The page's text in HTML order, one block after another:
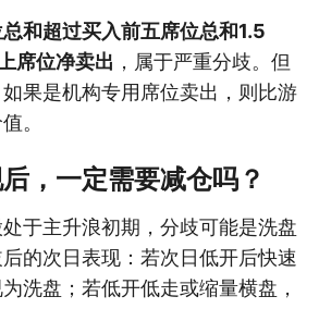
和超过买入前五席位总和1.5
席位净卖出 ，属于严重分歧。但
果是机构专用席位卖出，则比游
。
，一定需要减仓吗？
于主升浪初期，分歧可能是洗盘
的次日表现：若次日低开后快速
洗盘；若低开低走或缩量横盘，